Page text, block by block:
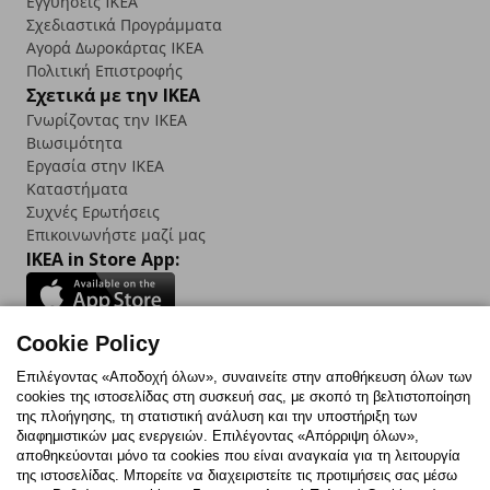
Σχεδιαστικά Προγράμματα
Αγορά Δωρoκάρτας IKEA
Πολιτική Επιστροφής
Σχετικά με την IKEA
Γνωρίζοντας την IKEA
Βιωσιμότητα
Εργασία στην IKEA
Καταστήματα
Συχνές Ερωτήσεις
Επικοινωνήστε μαζί μας
IKEA in Store App:
Follow us:
FacebookInstagram
TikTokYoutubePinterestTwitter
Cookie Policy
Επιλέγοντας «Αποδοχή όλων», συναινείτε στην αποθήκευση όλων των
cookies της ιστοσελίδας στη συσκευή σας, με σκοπό τη βελτιστοποίηση
της πλοήγησης, τη στατιστική ανάλυση και την υποστήριξη των
διαφημιστικών μας ενεργειών. Επιλέγοντας «Απόρριψη όλων»,
αποθηκεύονται μόνο τα cookies που είναι αναγκαία για τη λειτουργία
της ιστοσελίδας. Μπορείτε να διαχειριστείτε τις προτιμήσεις σας μέσω